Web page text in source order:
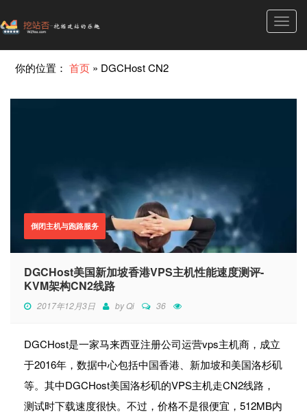
你的位置：首页 » DGCHost CN2
倒闭主机与跑路服务
DGCHost美国新加坡香港VPS主机性能速度测评-
KVM架构CN2线路
2017年12月3日 byQi 36
DGCHost是一家马来西亚注册公司运营vps主机商，成立
于2016年，数据中心包括中国香港、新加坡和美国洛杉矶
等。其中DGCHost美国洛杉矶的VPS主机走CN2线路，
测试时下载速度很快。不过，价格不是很便宜，512MB内